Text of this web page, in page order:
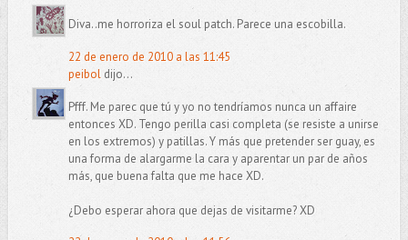
Diva..me horroriza el soul patch. Parece una escobilla.
22 de enero de 2010 a las 11:45
peiboldijo...
Pfff. Me parec que tú y yo no tendríamos nunca un affaire
entonces XD. Tengo perilla casi completa (se resiste a unirse
en los extremos) y patillas. Y más que pretender ser guay, es
una forma de alargarme la cara y aparentar un par de años
más, que buena falta que me hace XD.
¿Debo esperar ahora que dejas de visitarme? XD